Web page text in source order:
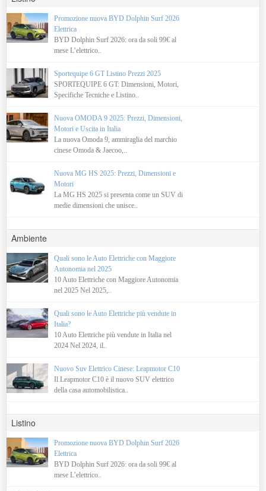
Promozione nuova BYD Dolphin Surf 2026
Elettrica
BYD Dolphin Surf 2026: ora da soli 99€ al
mese L’elettrico..
Sportequipe 6 GT Listino Prezzi 2025
SPORTEQUIPE 6 GT: Dimensioni, Motori,
Specifiche Tecniche e Listino..
Nuova OMODA 9 2025: Prezzi, Dimensioni,
Motori e Uscita in Italia
La nuova Omoda 9, ammiraglia del marchio
cinese Omoda & Jaecoo,..
Nuova MG HS 2025: Prezzi, Dimensioni e
Motori
La MG HS 2025 si presenta come un SUV di
medie dimensioni che unisce..
Ambiente
Quali sono le Auto Elettriche con Maggiore
Autonomia nel 2025
10 Auto Elettriche con Maggiore Autonomia
nel 2025 Nel 2025,..
Quali sono le Auto Elettriche più vendute in
Italia?
10 Auto Elettriche più vendute in Italia nel
2024 Nel 2024, il..
Nuovo Suv Elettrico Cinese: Leapmotor C10
Il Leapmotor C10 è il nuovo SUV elettrico
della casa automobilistica..
Listino
Promozione nuova BYD Dolphin Surf 2026
Elettrica
BYD Dolphin Surf 2026: ora da soli 99€ al
mese L’elettrico..